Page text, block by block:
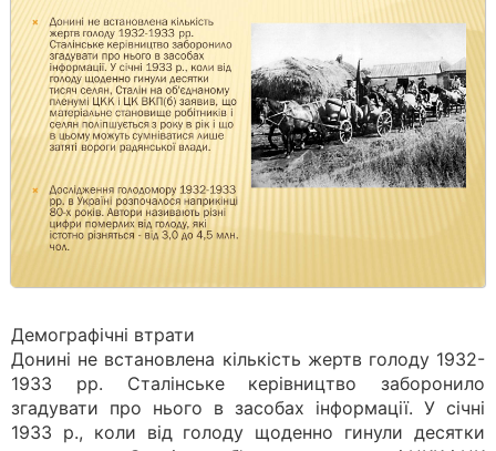
Демографічні втрати
Донині не встановлена кількість жертв голоду 1932-
1933 рр. Сталінське керівництво заборонило
згадувати про нього в засобах інформації. У січні
1933 р., коли від голоду щоденно гинули десятки